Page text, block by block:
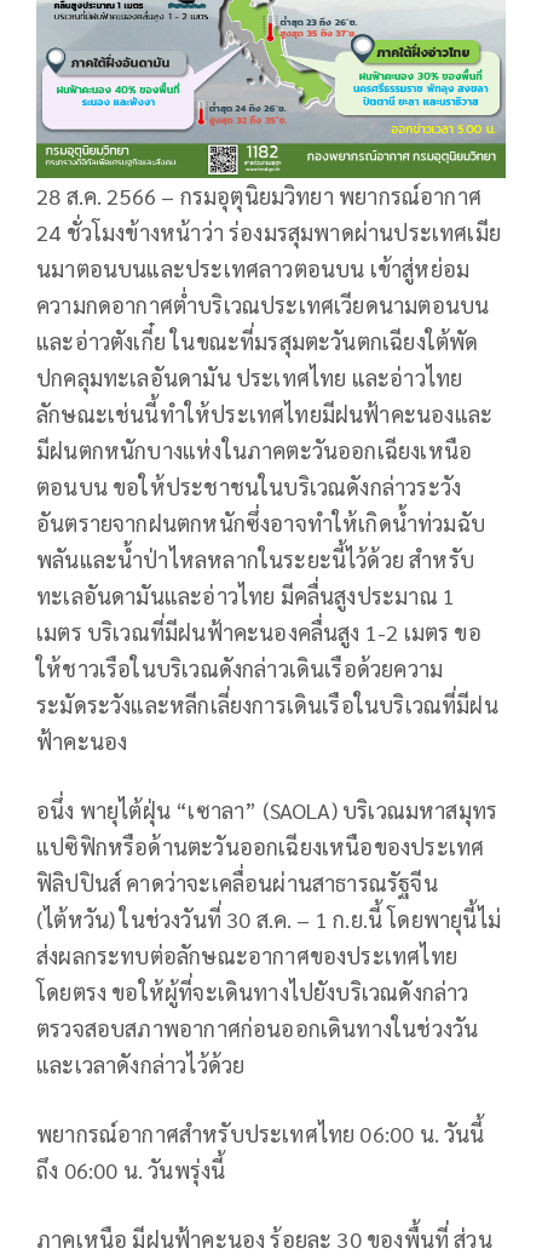
28 ส.ค. 2566 – กรมอุตุนิยมวิทยา พยากรณ์อากาศ
24 ชั่วโมงข้างหน้าว่า ร่องมรสุมพาดผ่านประเทศเมีย
นมาตอนบนและประเทศลาวตอนบน เข้าสู่หย่อม
ความกดอากาศต่ำบริเวณประเทศเวียดนามตอนบน
และอ่าวตังเกี๋ย ในขณะที่มรสุมตะวันตกเฉียงใต้พัด
ปกคลุมทะเลอันดามัน ประเทศไทย และอ่าวไทย
ลักษณะเช่นนี้ทำให้ประเทศไทยมีฝนฟ้าคะนองและ
มีฝนตกหนักบางแห่งในภาคตะวันออกเฉียงเหนือ
ตอนบน ขอให้ประชาชนในบริเวณดังกล่าวระวัง
อันตรายจากฝนตกหนักซึ่งอาจทำให้เกิดน้ำท่วมฉับ
พลันและน้ำป่าไหลหลากในระยะนี้ไว้ด้วย สำหรับ
ทะเลอันดามันและอ่าวไทย มีคลื่นสูงประมาณ 1
เมตร บริเวณที่มีฝนฟ้าคะนองคลื่นสูง 1-2 เมตร ขอ
ให้ชาวเรือในบริเวณดังกล่าวเดินเรือด้วยความ
ระมัดระวังและหลีกเลี่ยงการเดินเรือในบริเวณที่มีฝน
ฟ้าคะนอง
อนึ่ง พายุไต้ฝุ่น “เซาลา” (SAOLA) บริเวณมหาสมุทร
แปซิฟิกหรือด้านตะวันออกเฉียงเหนือของประเทศ
ฟิลิปปินส์ คาดว่าจะเคลื่อนผ่านสาธารณรัฐจีน
(ไต้หวัน) ในช่วงวันที่ 30 ส.ค. – 1 ก.ย.นี้ โดยพายุนี้ไม่
ส่งผลกระทบต่อลักษณะอากาศของประเทศไทย
โดยตรง ขอให้ผู้ที่จะเดินทางไปยังบริเวณดังกล่าว
ตรวจสอบสภาพอากาศก่อนออกเดินทางในช่วงวัน
และเวลาดังกล่าวไว้ด้วย
พยากรณ์อากาศสำหรับประเทศไทย 06:00 น. วันนี้
ถึง 06:00 น. วันพรุ่งนี้
ภาคเหนือ มีฝนฟ้าคะนอง ร้อยละ 30 ของพื้นที่ ส่วน